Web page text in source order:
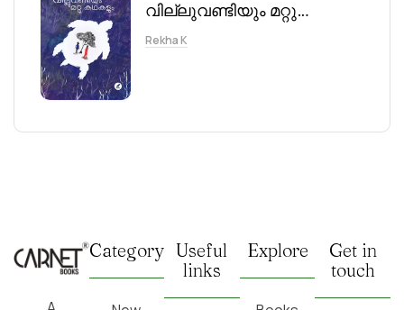
വില്ലുവണ്ടിയും മറ്റു
കഥകളും
Rekha K
Category Useful
links
Explore
Get in
touch